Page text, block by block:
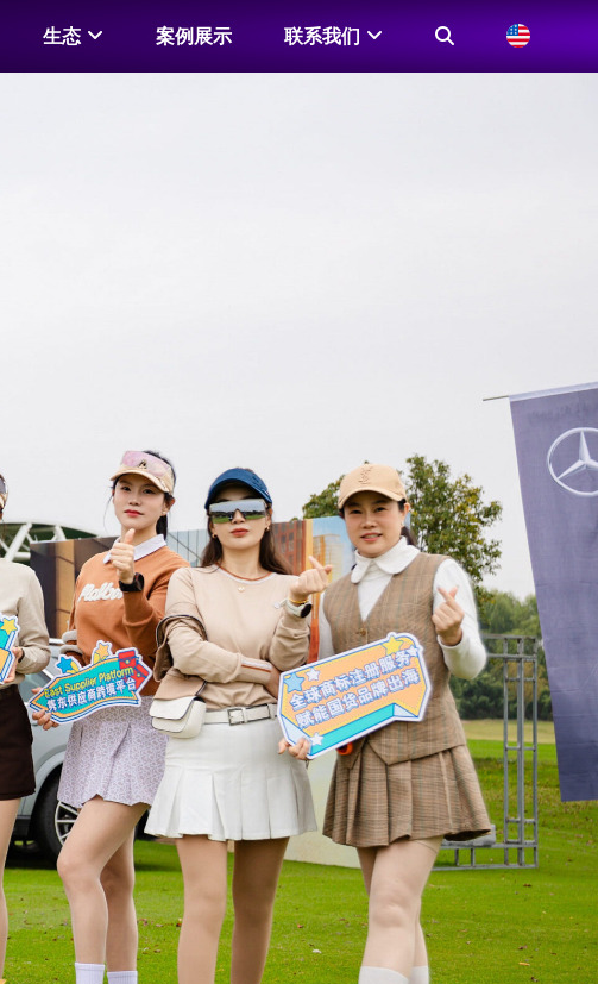
生态 案例展示 联系我们